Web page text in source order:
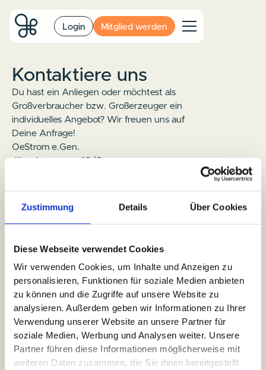
Zustimmung Details Über Cookies
Diese Webseite verwendet Cookies
Wir verwenden Cookies, um Inhalte und Anzeigen zu
personalisieren, Funktionen für soziale Medien anbieten
zu können und die Zugriffe auf unsere Website zu
analysieren. Außerdem geben wir Informationen zu Ihrer
Verwendung unserer Website an unsere Partner für
soziale Medien, Werbung und Analysen weiter. Unsere
Partner führen diese Informationen möglicherweise mit
weiteren Daten zusammen, die Sie ihnen bereitgestellt
Login Mitglied werden
Kontaktiere uns
Du hast ein Anliegen oder möchtest als
Großverbraucher bzw. Großerzeuger ein
individuelles Angebot? Wir freuen uns auf
Deine Anfrage!
OeStrom e.Gen.
Jägerhausgasse 10/8